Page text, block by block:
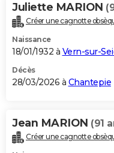
Juliette MARION
Créer une cagnotte
Naissance
18/01/1932 à Vern-sur-
Décès
28/03/2026 à Chantepie
Jean MARION (91
Créer une cagnotte